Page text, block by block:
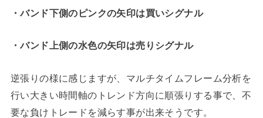
・バンド下側のピンクの矢印は買いシグナル
・バンド上側の水色の矢印は売りシグナル
逆張りの様に感じますが、マルチタイムフレーム分析を
行い大きい時間軸のトレンド方向に順張りする事で、不
要な負けトレードを減らす事が出来そうです。